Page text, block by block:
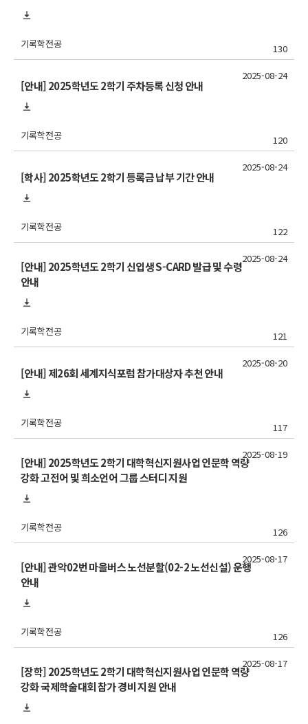
기록학전공 130
[안내] 2025학년도 2학기 주차등록 신청 안내
기록학전공 120
2025-08-24
[학사] 2025학년도 2학기 등록금 납부 기간 안내
기록학전공 122
2025-08-24
[안내] 2025학년도 2학기 신입생 S-CARD 발급 및 수령
안내
기록학전공 121
2025-08-24
[안내] 제26회 세계지식포럼 참가대상자 추천 안내
기록학전공 117
2025-08-20
[안내] 2025학년도 2학기 대학혁신지원사업 인문학 역량
강화 고전어 및 희소언어 그룹 스터디 지원
기록학전공 126
2025-08-19
[안내] 관악02번 마을버스 노선분할(02-2 노선신설) 운행
안내
기록학전공 126
2025-08-17
[장학] 2025학년도 2학기 대학혁신지원사업 인문학 역량
강화 국제학술대회 참가 경비 지원 안내
2025-08-17